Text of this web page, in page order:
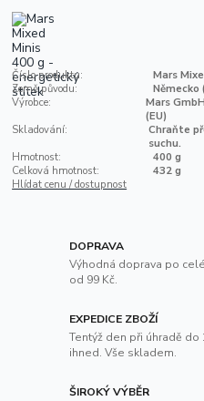
Číslo produktu:
Mars
Země původu:
Německo
Výrobce:
Mars
(EU)
Skladování:
Chraňte
suchu.
Hmotnost:
400 g
Celková hmotnost:
432 g
Hlídat cenu / dostupnost
DOPRAVA
Výhodná doprava po
od 99 Kč.
EXPEDICE ZBOŽÍ
Tentýž den při úhradě
ihned. Vše skladem.
ŠIROKÝ VÝBĚR